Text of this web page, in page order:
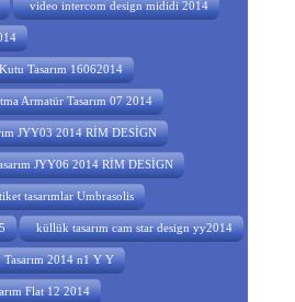
video intercom design mididi 2014
Tasarım 16062014
Armatür Tasarım 07 2014
JYY03 2014 RİM DESİGN
JYY06 2014 RİM DESİGN
tasarımlar Umbrasolis
küllük tasarım cam star design yy2014
Tasarım 2014 n1 Y Y
Flat 12 2014